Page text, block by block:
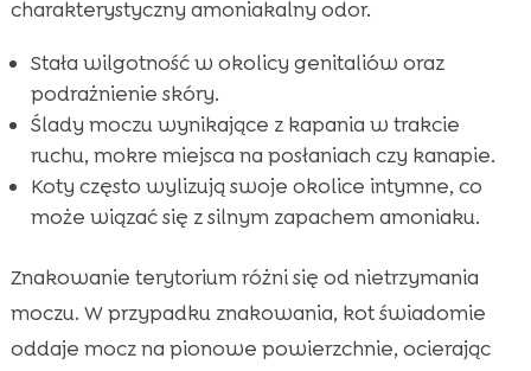
charakterystyczny amoniakalny odor.
Stała wilgotność w okolicy genitaliów oraz
podrażnienie skóry.
Ślady moczu wynikające z kapania w trakcie
ruchu, mokre miejsca na posłaniach czy kanapie.
Koty często wylizują swoje okolice intymne, co
może wiązać się z silnym zapachem amoniaku.
Znakowanie terytorium różni się od nietrzymania
moczu. W przypadku znakowania, kot świadomie
oddaje mocz na pionowe powierzchnie, ocierając